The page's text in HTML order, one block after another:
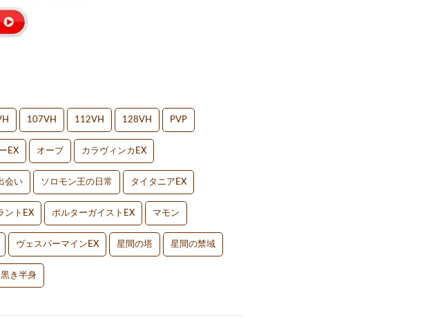
107VH 112VH 128VH PVP
EX オーブ カラヴィンカEX
会い ソロモン王の日常 タイタニアEX
ントEX ポルターガイストEX マモン
ヴェスパーマインEX 星間の塔 星間の禁域
き半身